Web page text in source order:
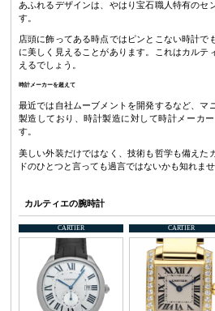
あふれるデザインは、やはり宝石職人特有のセ
す。
店頭に飾ってある時点ではピンとこない時計で
に美しく見えることがあります。これはカルテ
えるでしょう。
時計メーカーを超えて
最近では自社ムーブメントを開発するなど、マ
製造しており、時計製造に対して時計メーカ
す。
美しい外装だけではなく、技術も哲学も備えた
ドのひとつと言っても過言ではないかも知れませ
カルティエの腕時計
CARTIER CARTIER